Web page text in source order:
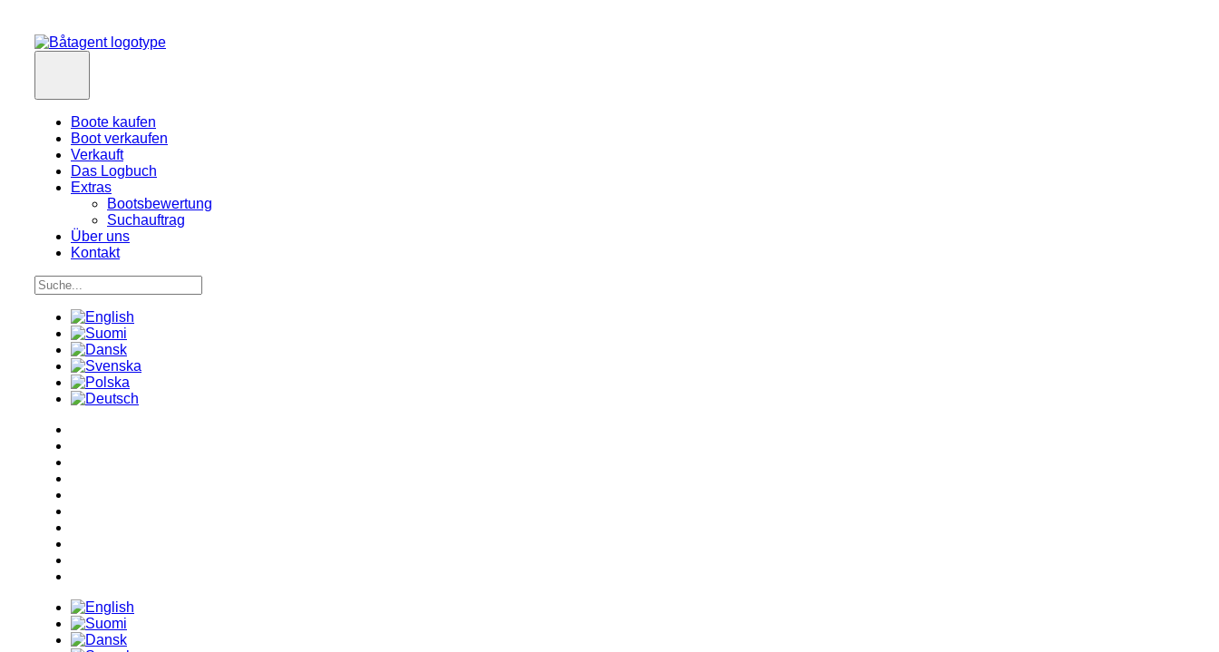
Boote kaufen
Boot verkaufen
Verkauft
Das Logbuch
Extras
Bootsbewertung
Suchauftrag
Über uns
Kontakt